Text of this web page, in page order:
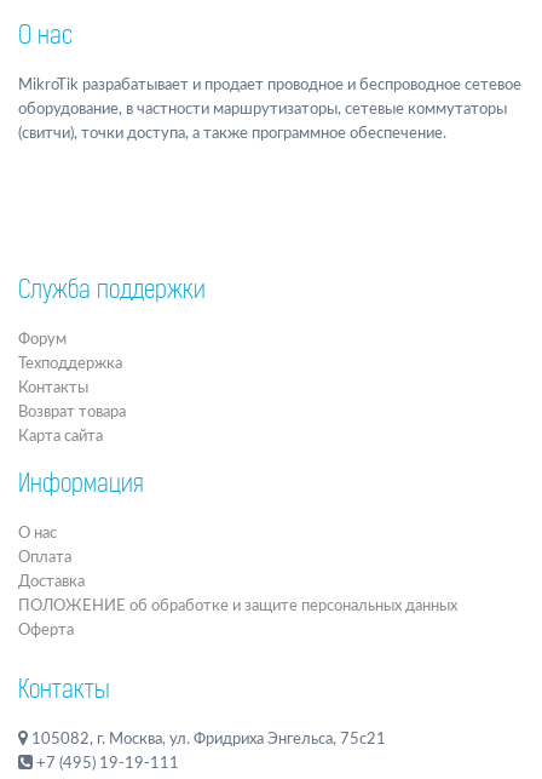
О нас
MikroTik разрабатывает и продает проводное и беспроводное сетевое
оборудование, в частности маршрутизаторы, сетевые коммутаторы
(свитчи), точки доступа, а также программное обеспечение.
Служба поддержки
Форум
Техподдержка
Контакты
Возврат товара
Карта сайта
Информация
О нас
Оплата
Доставка
ПОЛОЖЕНИЕ об обработке и защите персональных данных
Оферта
Контакты
105082, г. Москва, ул. Фридриха Энгельса, 75с21
+7 (495) 19-19-111